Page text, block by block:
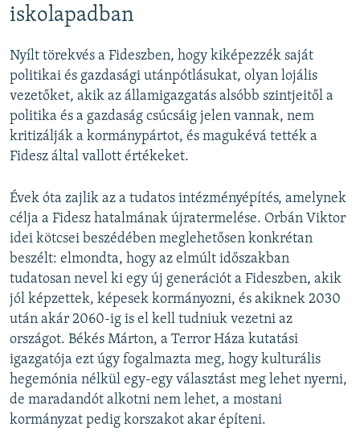
iskolapadban
Nyílt törekvés a Fideszben, hogy kiképezzék saját
politikai és gazdasági utánpótlásukat, olyan lojális
vezetőket, akik az államigazgatás alsóbb szintjeitől a
politika és a gazdaság csúcsáig jelen vannak, nem
kritizálják a kormánypártot, és magukévá tették a
Fidesz által vallott értékeket.
Évek óta zajlik az a tudatos intézményépítés, amelynek
célja a Fidesz hatalmának újratermelése. Orbán Viktor
idei kötcsei beszédében meglehetősen konkrétan
beszélt: elmondta, hogy az elmúlt időszakban
tudatosan nevel ki egy új generációt a Fideszben, akik
jól képzettek, képesek kormányozni, és akiknek 2030
után akár 2060-ig is el kell tudniuk vezetni az
országot. Békés Márton, a Terror Háza kutatási
igazgatója ezt úgy fogalmazta meg, hogy kulturális
hegemónia nélkül egy-egy választást meg lehet nyerni,
de maradandót alkotni nem lehet, a mostani
kormányzat pedig korszakot akar építeni.